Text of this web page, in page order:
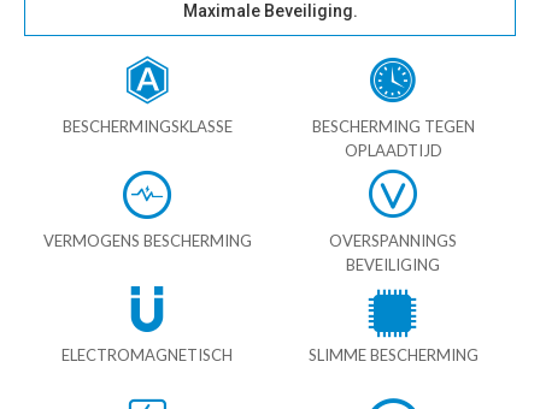
Maximale Beveiliging.
BESCHERMINGSKLASSE
BESCHERMING TEGEN
OPLAADTIJD
VERMOGENS BESCHERMING
OVERSPANNINGS
BEVEILIGING
ELECTROMAGNETISCH SLIMME BESCHERMING